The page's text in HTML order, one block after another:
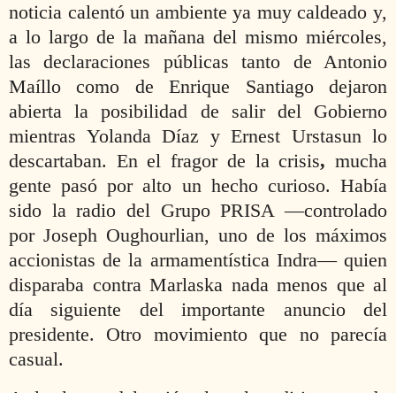
noticia calentó un ambiente ya muy caldeado y,
a lo largo de la mañana del mismo miércoles,
las declaraciones públicas tanto de Antonio
Maíllo como de Enrique Santiago dejaron
abierta la posibilidad de salir del Gobierno
mientras Yolanda Díaz y Ernest Urstasun lo
descartaban. En el fragor de la crisis,mucha
gente pasó por alto un hecho curioso. Había
sido la radio del Grupo PRISA —controlado
por Joseph Oughourlian, uno de los máximos
accionistas de la armamentística Indra— quien
disparaba contra Marlaska nada menos que al
día siguiente del importante anuncio del
presidente. Otro movimiento que no parecía
casual.